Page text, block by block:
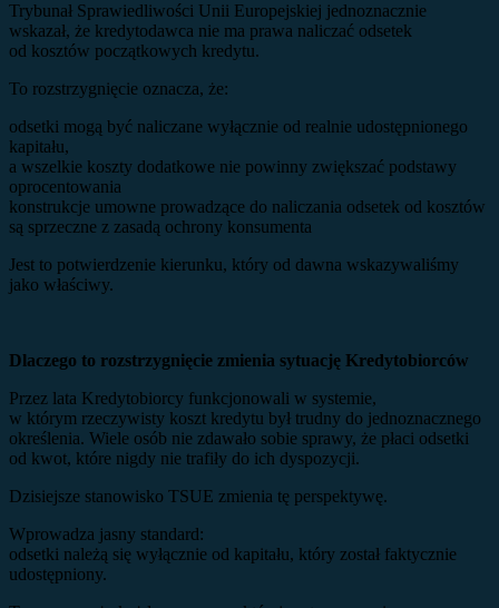
Trybunał Sprawiedliwości Unii Europejskiej jednoznacznie
wskazał, że kredytodawca nie ma prawa naliczać odsetek
od kosztów początkowych kredytu.
To rozstrzygnięcie oznacza, że:
odsetki mogą być naliczane wyłącznie od realnie udostępnionego
kapitału,
a wszelkie koszty dodatkowe nie powinny zwiększać podstawy
oprocentowania
konstrukcje umowne prowadzące do naliczania odsetek od kosztów
są sprzeczne z zasadą ochrony konsumenta
Jest to potwierdzenie kierunku, który od dawna wskazywaliśmy
jako właściwy.
Dlaczego to rozstrzygnięcie zmienia sytuację Kredytobiorców
Przez lata Kredytobiorcy funkcjonowali w systemie,
w którym rzeczywisty koszt kredytu był trudny do jednoznacznego
określenia. Wiele osób nie zdawało sobie sprawy, że płaci odsetki
od kwot, które nigdy nie trafiły do ich dyspozycji.
Dzisiejsze stanowisko TSUE zmienia tę perspektywę.
Wprowadza jasny standard:
odsetki należą się wyłącznie od kapitału, który został faktycznie
udostępniony.